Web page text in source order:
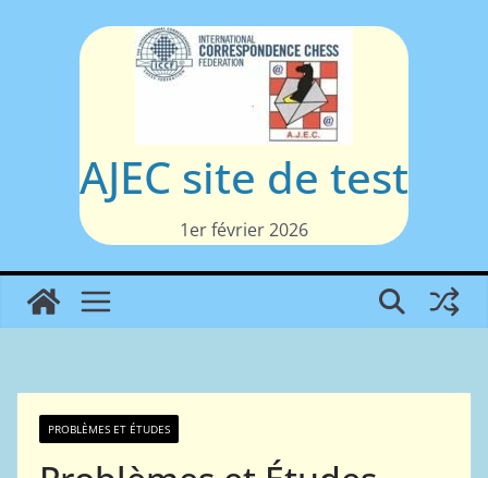
AJEC site de test
1er février 2026
PROBLÈMES ET ÉTUDES